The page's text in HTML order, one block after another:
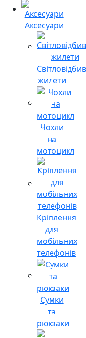
Аксесуари
жилети
Чохли
на
мотоцикл
Кріплення
для
мобільних
телефонів
Сумки
та
рюкзаки